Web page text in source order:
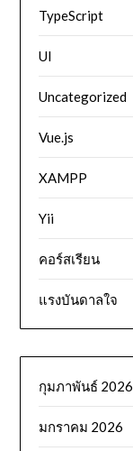
TypeScript
UI
Uncategorized
Vue.js
XAMPP
Yii
คอร์สเรียน
แรงบันดาลใจ
กุมภาพันธ์ 2026
มกราคม 2026